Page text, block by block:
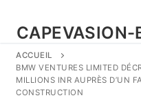
CAPEVASION-
ACCUEIL
BMW VENTURES LIMITED
MILLIONS INR AUPRÈS D’UN
CONSTRUCTION